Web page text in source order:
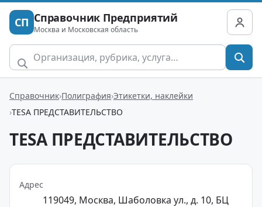
СП Справочник Предприятий
Москва и Московская область
Справочник Полиграфия Этикетки, наклейки
TESA ПРЕДСТАВИТЕЛЬСТВО
TESA ПРЕДСТАВИТЕЛЬСТВО
Адрес
119049, Москва, Шаболовка ул., д. 10, БЦ